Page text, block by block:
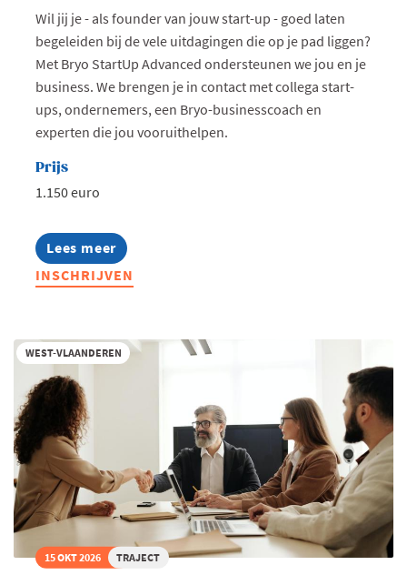
Wil jij je - als founder van jouw start-up - goed laten
begeleiden bij de vele uitdagingen die op je pad liggen?
Met Bryo StartUp Advanced ondersteunen we jou en je
business. We brengen je in contact met collega start-
ups, ondernemers, een Bryo-businesscoach en
experten die jou vooruithelpen.
Prijs
1.150 euro
Lees meer
about
Bryo
StartUp
-
najaar
2026
INSCHRIJVEN
WEST-VLAANDEREN
15 OKT 2026 TRAJECT